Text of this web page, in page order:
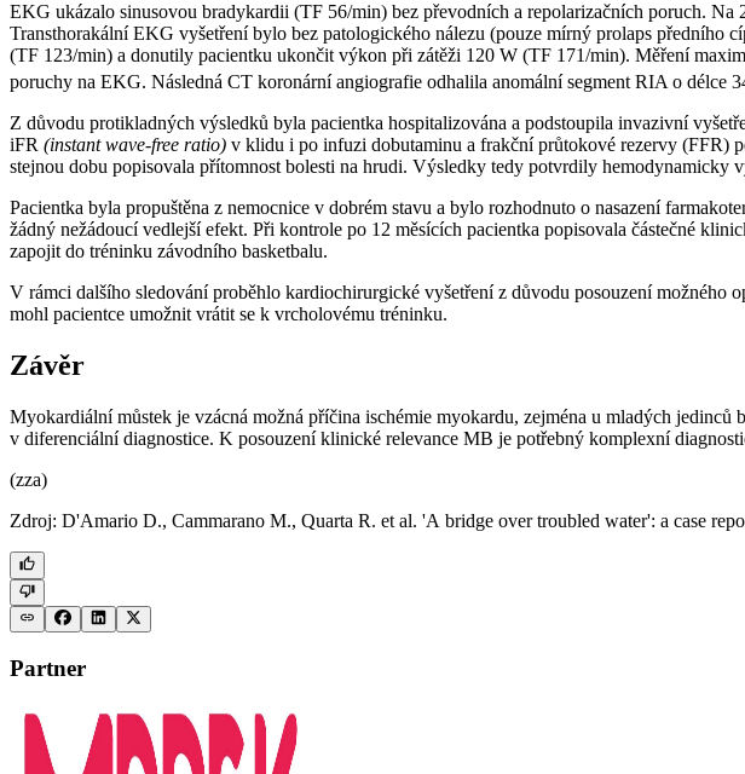
EKG ukázalo sinusovou bradykardii (TF 56/min) bez převodních a repolarizačních poruch.
Transthorakální EKG vyšetření bylo bez patologického nálezu (pouze mírný prolaps předního
(TF 123/min) a donutily pacientku ukončit výkon při zátěži 120 W (TF 171/min). Měření
poruchy na EKG. Následná CT koronární angiografie odhalila anomální segment RIA o délce
Z důvodu protikladných výsledků byla pacientka hospitalizována a podstoupila invazivní
iFR (instant wave-free ratio) v klidu i po infuzi dobutaminu a frakční průtokové rezervy (FFR)
stejnou dobu popisovala přítomnost bolesti na hrudi. Výsledky tedy potvrdily hemodynamicky
Pacientka byla propuštěna z nemocnice v dobrém stavu a bylo rozhodnuto o nasazení
žádný nežádoucí vedlejší efekt. Při kontrole po 12 měsících pacientka popisovala částečné
zapojit do tréninku závodního basketbalu.
V rámci dalšího sledování proběhlo kardiochirurgické vyšetření z důvodu posouzení
mohl pacientce umožnit vrátit se k vrcholovému tréninku.
Závěr
Myokardiální můstek je vzácná možná příčina ischémie myokardu, zejména u mladých
v diferenciální diagnostice. K posouzení klinické relevance MB je potřebný komplexní
(zza)
Zdroj: D'Amario D., Cammarano M., Quarta R. et al. 'A bridge over troubled water': a case
Partner